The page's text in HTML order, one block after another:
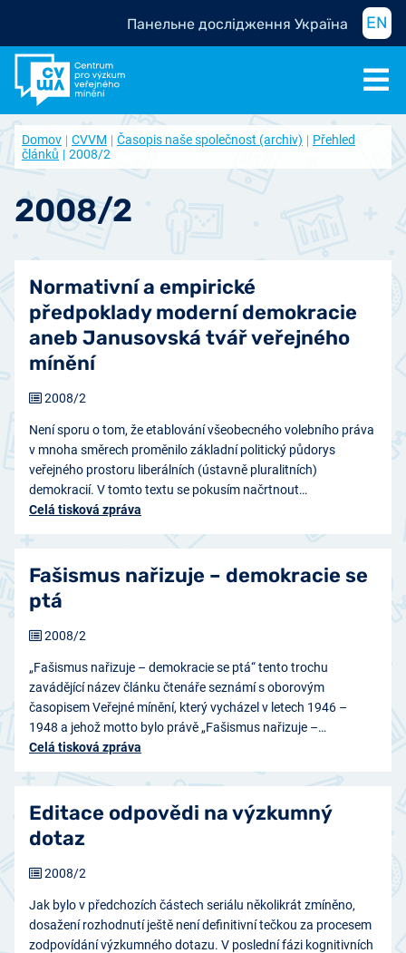
Панельне дослідження Україна EN
Domov CVVM Časopis naše společnost (archiv)
Přehled
článků
2008/2
2008/2
Normativní a empirické
předpoklady moderní demokracie
aneb Janusovská tvář veřejného
mínění
Není sporu o tom, že etablování všeobecného volebního práva
v mnoha směrech proměnilo základní politický půdorys
veřejného prostoru liberálních (ústavně pluralitních)
demokracií. V tomto textu se pokusím načrtnout…
Celá tisková zpráva
2008/2
Fašismus nařizuje – demokracie se
ptá
„Fašismus nařizuje – demokracie se ptá“ tento trochu
zavádějící název článku čtenáře seznámí s oborovým
časopisem Veřejné mínění, který vycházel v letech 1946 –
1948 a jehož motto bylo právě „Fašismus nařizuje –…
Celá tisková zpráva
2008/2
Editace odpovědi na výzkumný
dotaz
Jak bylo v předchozích částech seriálu několikrát zmíněno,
dosažení rozhodnutí ještě není definitivní tečkou za procesem
zodpovídání výzkumného dotazu. V poslední fázi kognitivních
2008/2